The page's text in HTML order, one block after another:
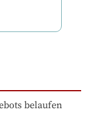
belaufen